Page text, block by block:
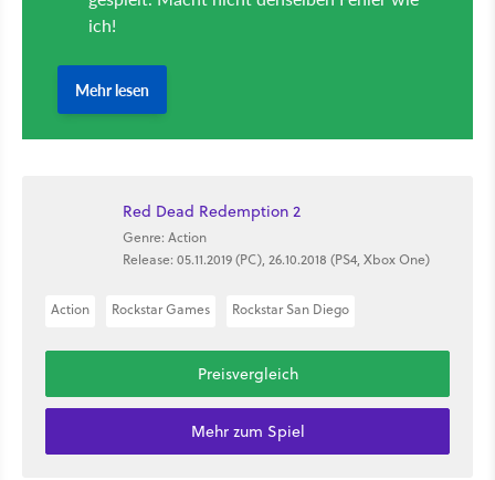
Red Dead Redemption 2
Genre: Action
Release: 05.11.2019 (PC), 26.10.2018 (PS4, Xbox One)
Action Rockstar Games Rockstar San Diego
Preisvergleich
Mehr zum Spiel